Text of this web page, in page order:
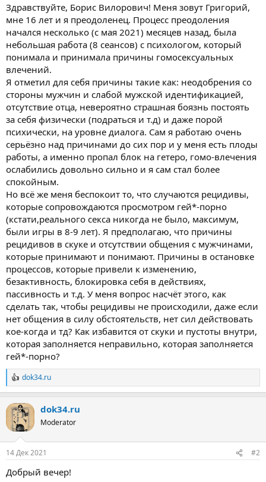
а
Здравствуйте, Борис Вилорович! Меня зовут Григорий,
мне 16 лет и я преодоленец. Процесс преодоления
начался несколько (с мая 2021) месяцев назад, была
небольшая работа (8 сеансов) с психологом, который
понимала и принимала причины гомосексуальных
влечений.
Я отметил для себя причины такие как: неодобрения со
стороны мужчин и слабой мужской идентификацией,
отсутствие отца, невероятно страшная боязнь постоять
за себя физически (подраться и т.д) и даже порой
психически, на уровне диалога. Сам я работаю очень
серьёзно над причинами до сих пор и у меня есть плоды
работы, а именно пропал блок на гетеро, гомо-влечения
ослабились довольно сильно и я сам стал более
спокойным.
Но всё же меня беспокоит то, что случаются рецидивы,
которые сопровождаются просмотром гей*-порно
(кстати,реального секса никогда не было, максимум,
были игры в 8-9 лет). Я предполагаю, что причины
рецидивов в скуке и отсутствии общения с мужчинами,
которые принимают и понимают. Причины в остановке
процессов, которые привели к изменению,
безактивность, блокировка себя в действиях,
пассивность и т.д. У меня вопрос насчёт этого, как
сделать так, чтобы рецидивы не происходили, даже если
нет общения в силу обстоятельств, нет сил действовать
кое-когда и тд? Как избавится от скуки и пустоты внутри,
которая заполняется неправильно, которая заполняется
гей*-порно?
Р
е
к
ц
и
dok34.ru
dok34.ru
Moderator
14 Дек 2021 #2
Добрый вечер!